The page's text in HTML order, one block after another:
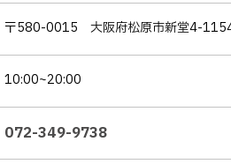
〒580-0015 大阪府松原市新堂4-
10:00~20:00
072-349-9738